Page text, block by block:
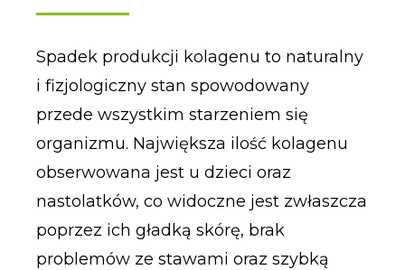
Spadek produkcji kolagenu to naturalny
i fizjologiczny stan spowodowany
przede wszystkim starzeniem się
organizmu. Największa ilość kolagenu
obserwowana jest u dzieci oraz
nastolatków, co widoczne jest zwłaszcza
poprzez ich gładką skórę, brak
problemów ze stawami oraz szybką